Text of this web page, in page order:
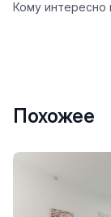
Кому интересно
Похожее